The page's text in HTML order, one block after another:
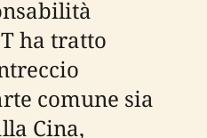
ha tratto
comune sia
Cina,